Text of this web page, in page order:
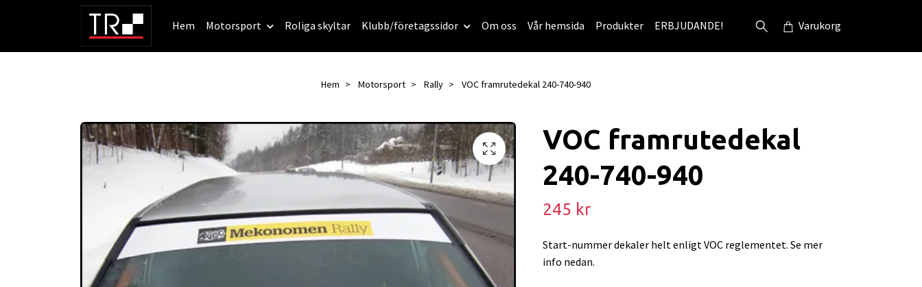
Hem Motorsport Roliga skyltar Klubb/företagssidor Om oss Vår hemsida Produkter ERBJUDANDE! Varukorg
Hem Motorsport Rally VOC framrutedekal 240-740-940
VOC framrutedekal
240-740-940
245 kr
Start-nummer dekaler helt enligt VOC reglementet. Se mer
info nedan.